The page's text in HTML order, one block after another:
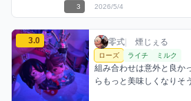
3 2026/5/4
零式のローズミックスを見る
3.0 零式 / お店シーシ
零式| 煙じぇる
利用フレーバー
ローズ ライチ ミルク
コメント
組み合わせは意外と良か
らもっと美味しくなりそう
評価